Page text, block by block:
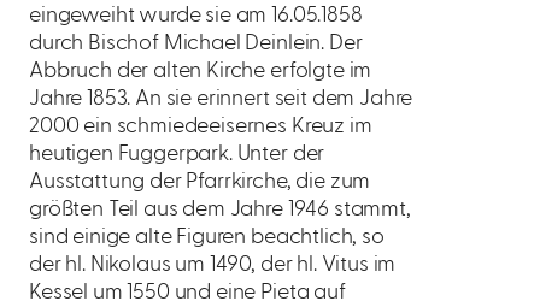
eingeweiht wurde sie am 16.05.1858
durch Bischof Michael Deinlein. Der
Abbruch der alten Kirche erfolgte im
Jahre 1853. An sie erinnert seit dem Jahre
2000 ein schmiedeeisernes Kreuz im
heutigen Fuggerpark. Unter der
Ausstattung der Pfarrkirche, die zum
größten Teil aus dem Jahre 1946 stammt,
sind einige alte Figuren beachtlich, so
der hl. Nikolaus um 1490, der hl. Vitus im
Kessel um 1550 und eine Pieta auf